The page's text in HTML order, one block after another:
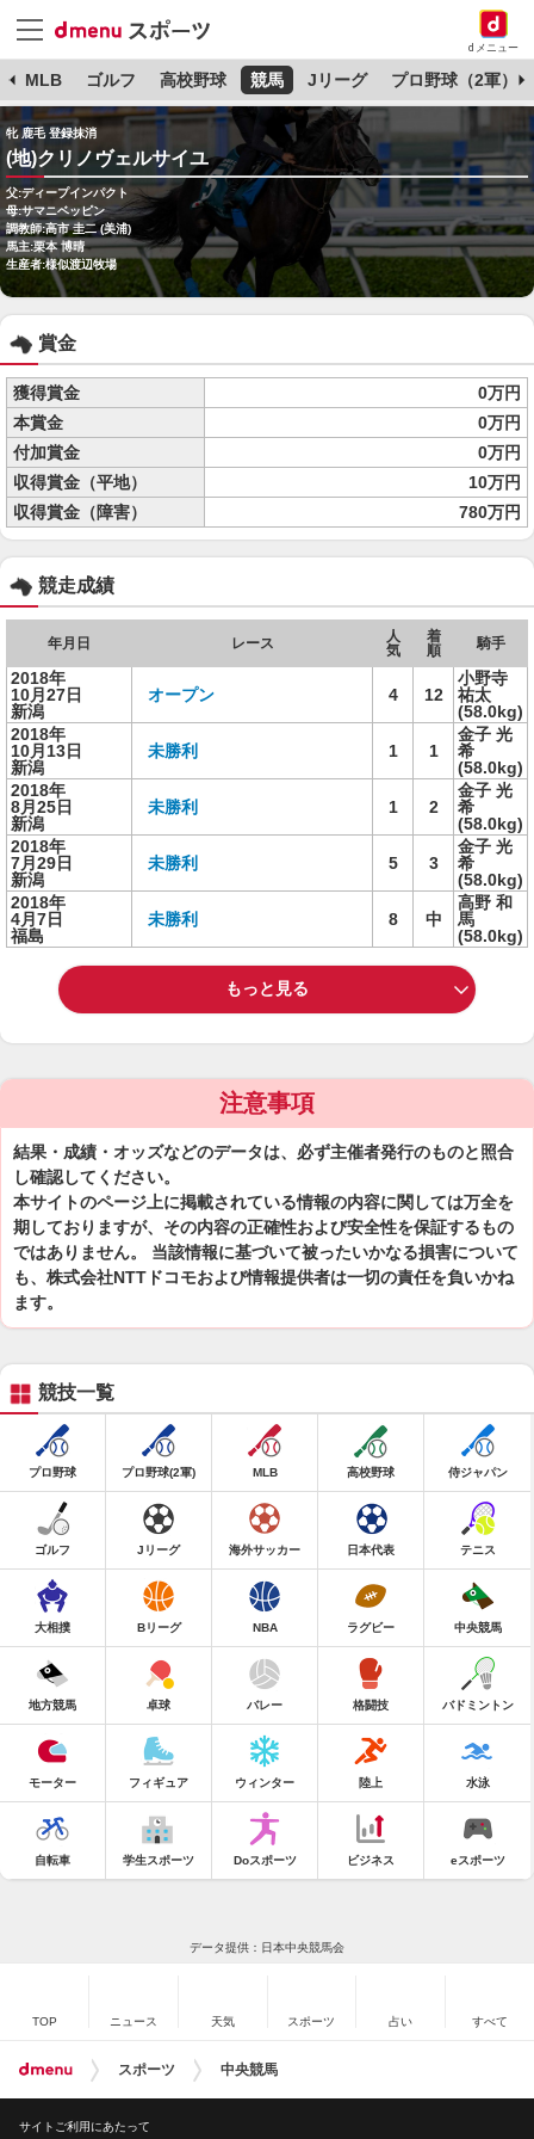
dメニュー
MLB ゴルフ 高校野球 競馬 Jリーグ プロ野球（2軍）
牝 鹿毛 登録抹消
(地)クリノヴェルサイユ
父:ディープインパクト
母:サマニベッピン
調教師:高市 圭二 (美浦)
馬主:栗本 博晴
生産者:様似渡辺牧場
賞金
獲得賞金
0万円
本賞金
0万円
付加賞金
0万円
収得賞金（平地）
10万円
収得賞金（障害）
780万円
競走成績
年月日 レース
人
気
着
順
騎手
2018年
10月27日
新潟
オープン 4 12
小野寺
祐太
(58.0kg)
2018年
10月13日
新潟
未勝利 1 1
金子 光
希
(58.0kg)
2018年
8月25日
新潟
未勝利 1 2
金子 光
希
(58.0kg)
2018年
7月29日
新潟
未勝利 5 3
金子 光
希
(58.0kg)
2018年
4月7日
福島
未勝利 8 中
高野 和
馬
(58.0kg)
もっと見る
注意事項
結果・成績・オッズなどのデータは、必ず主催者発行のものと照合
し確認してください。
本サイトのページ上に掲載されている情報の内容に関しては万全を
期しておりますが、その内容の正確性および安全性を保証するもの
ではありません。 当該情報に基づいて被ったいかなる損害について
も、株式会社NTTドコモおよび情報提供者は一切の責任を負いかね
ます。
競技一覧
プロ野球 プロ野球(2軍) MLB 高校野球 侍ジャパン
ゴルフ Jリーグ 海外サッカー 日本代表 テニス
大相撲 Bリーグ NBA ラグビー 中央競馬
地方競馬 卓球 バレー 格闘技 バドミントン
モーター フィギュア ウィンター 陸上 水泳
自転車 学生スポーツ Doスポーツ ビジネス eスポーツ
データ提供：日本中央競馬会
TOP ニュース 天気 スポーツ 占い すべて
スポーツ 中央競馬
サイトご利用にあたって